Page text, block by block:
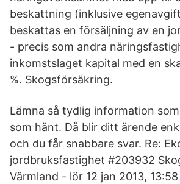
beskattning (inklusive
beskattas en försäljning av en
- precis som andra
inkomstslaget kapital med en
%. Skogsförsäkring.
Lämna så tydlig information
som hänt. Då blir ditt ärende
och du får snabbare svar. Re:
jordbruksfastighet #203932
Värmland - lör 12 jan 2013,